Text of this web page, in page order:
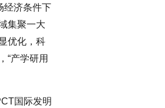
经济条件下
集聚一大
优化，科
“产学研用
国际发明